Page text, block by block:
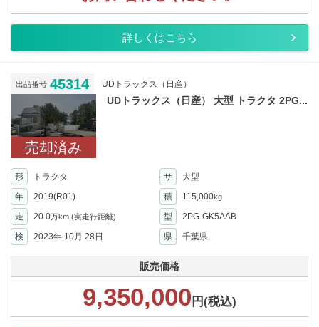
詳しくはこちら
出品番号 45314 UDトラックス（日産）
売却済み
UDトラックス（日産） 大型 トラクタ 2PG...
形 トラクタ サ
大型
年
2019(R01) 積 115,000kg
走 20.0万km (実走行距離) 型
2PG-GK5AAB
検
2023年 10月 28日 県 千葉県
販売価格
9,350,000 円(税込)